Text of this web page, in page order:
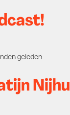
geleden